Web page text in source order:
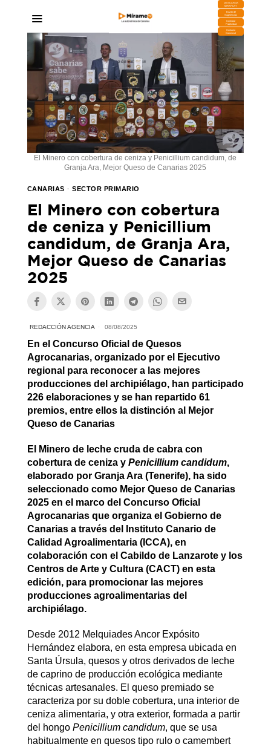
DESCARGA
MIRAPLAY
Buzón de
Sugerencias
Contratar
Publicidad
Contacto
Comercial
El Minero con cobertura de ceniza y Penicillium candidum, de
Granja Ara, Mejor Queso de Canarias 2025
CANARIAS · SECTOR PRIMARIO
El Minero con cobertura
de ceniza y Penicillium
candidum, de Granja Ara,
Mejor Queso de Canarias
2025
REDACCIÓN AGENCIA 08/08/2025
En el Concurso Oficial de Quesos
Agrocanarias, organizado por el Ejecutivo
regional para reconocer a las mejores
producciones del archipiélago, han participado
226 elaboraciones y se han repartido 61
premios, entre ellos la distinción al Mejor
Queso de Canarias
El Minero de leche cruda de cabra con
cobertura de ceniza y Penicillium candidum,
elaborado por Granja Ara (Tenerife), ha sido
seleccionado como Mejor Queso de Canarias
2025 en el marco del Concurso Oficial
Agrocanarias que organiza el Gobierno de
Canarias a través del Instituto Canario de
Calidad Agroalimentaria (ICCA), en
colaboración con el Cabildo de Lanzarote y los
Centros de Arte y Cultura (CACT) en esta
edición, para promocionar las mejores
producciones agroalimentarias del
archipiélago.
Desde 2012 Melquiades Ancor Expósito
Hernández elabora, en esta empresa ubicada en
Santa Úrsula, quesos y otros derivados de leche
de caprino de producción ecológica mediante
técnicas artesanales. El queso premiado se
caracteriza por su doble cobertura, una interior de
ceniza alimentaria, y otra exterior, formada a partir
del hongo Penicillium candidum, que se usa
habitualmente en quesos tipo rulo o camembert